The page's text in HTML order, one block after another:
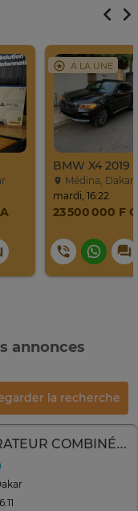
A LA UNE
BMW X4 2019
Médina, Dakar
mardi, 16:22
23 500 000 F
annonces
la recherche
RÉFRIGÉRATEUR COMBINÉ ASTECH FC-280PS - 260L